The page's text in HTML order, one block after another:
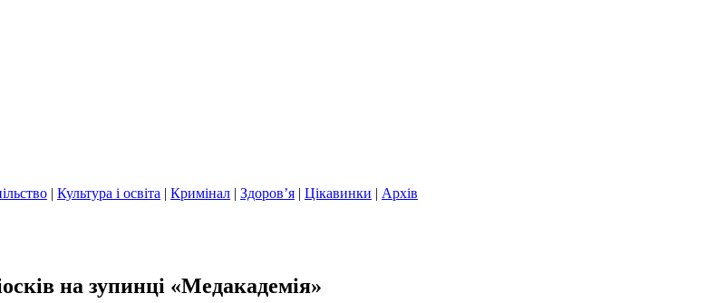
| Культура і освіта | Кримінал | Здоров’я | Цікавинки | Архів
на зупинці «Медакадемія»